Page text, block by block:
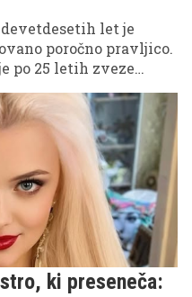
let je
poročno pravljico.
po 25 letih zveze
ki preseneča: